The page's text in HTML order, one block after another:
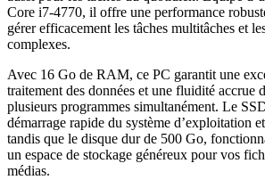
Core i7-4770, il offre une performance
gérer efficacement les tâches multitâches et
complexes.
Avec 16 Go de RAM, ce PC garantit une
traitement des données et une fluidité accrue
plusieurs programmes simultanément. Le
démarrage rapide du système d’exploitation
tandis que le disque dur de 500 Go,
un espace de stockage généreux pour vos
médias.